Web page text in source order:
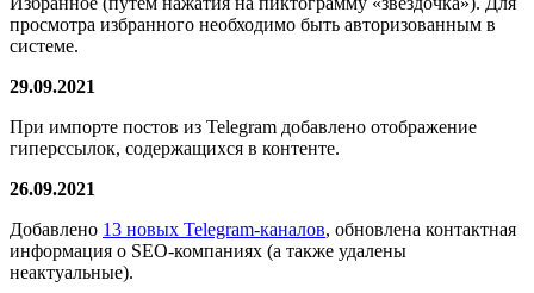
просмотра избранного необходимо быть авторизованным в
системе.
29.09.2021
При импорте постов из Telegram добавлено отображение
гиперссылок, содержащихся в контенте.
26.09.2021
Добавлено 13 новых Telegram-каналов, обновлена контактная
информация о SEO-компаниях (а также удалены
неактуальные).